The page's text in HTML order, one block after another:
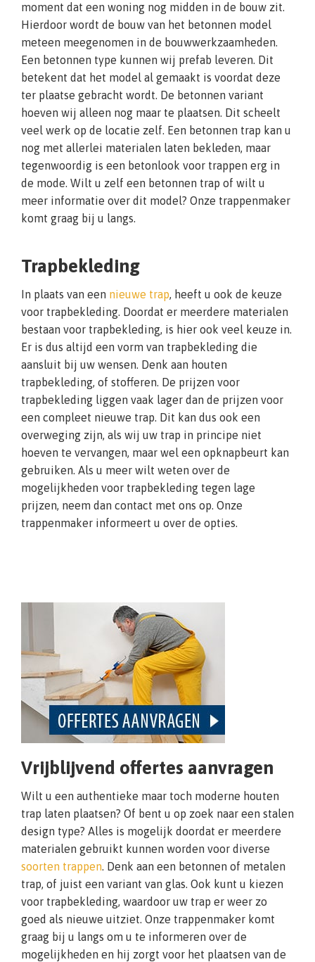
moment dat een woning nog midden in de bouw zit.
Hierdoor wordt de bouw van het betonnen model
meteen meegenomen in de bouwwerkzaamheden.
Een betonnen type kunnen wij prefab leveren. Dit
betekent dat het model al gemaakt is voordat deze
ter plaatse gebracht wordt. De betonnen variant
hoeven wij alleen nog maar te plaatsen. Dit scheelt
veel werk op de locatie zelf. Een betonnen trap kan u
nog met allerlei materialen laten bekleden, maar
tegenwoordig is een betonlook voor trappen erg in
de mode. Wilt u zelf een betonnen trap of wilt u
meer informatie over dit model? Onze trappenmaker
komt graag bij u langs.
Trapbekleding
In plaats van een nieuwe trap, heeft u ook de keuze
voor trapbekleding. Doordat er meerdere materialen
bestaan voor trapbekleding, is hier ook veel keuze in.
Er is dus altijd een vorm van trapbekleding die
aansluit bij uw wensen. Denk aan houten
trapbekleding, of stofferen. De prijzen voor
trapbekleding liggen vaak lager dan de prijzen voor
een compleet nieuwe trap. Dit kan dus ook een
overweging zijn, als wij uw trap in principe niet
hoeven te vervangen, maar wel een opknapbeurt kan
gebruiken. Als u meer wilt weten over de
mogelijkheden voor trapbekleding tegen lage
prijzen, neem dan contact met ons op. Onze
trappenmaker informeert u over de opties.
Vrijblijvend offertes aanvragen
Wilt u een authentieke maar toch moderne houten
trap laten plaatsen? Of bent u op zoek naar een stalen
design type? Alles is mogelijk doordat er meerdere
materialen gebruikt kunnen worden voor diverse
soorten trappen. Denk aan een betonnen of metalen
trap, of juist een variant van glas. Ook kunt u kiezen
voor trapbekleding, waardoor uw trap er weer zo
goed als nieuwe uitziet. Onze trappenmaker komt
graag bij u langs om u te informeren over de
mogelijkheden en hij zorgt voor het plaatsen van de